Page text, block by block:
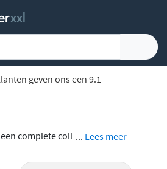
geven ons een 9.1
complete coll ... Lees meer